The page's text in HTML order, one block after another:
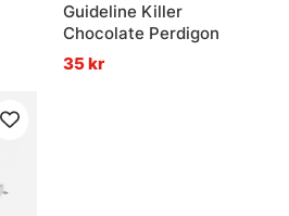
Guideline Killer
Chocolate Perdigon
35 kr